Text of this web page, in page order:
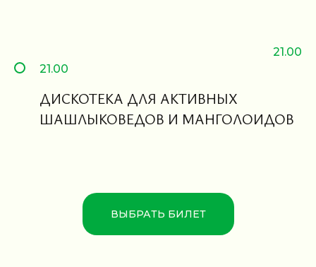
21.00
21.00
ДИСКОТЕКА ДЛЯ АКТИВНЫХ
ШАШЛЫКОВЕДОВ И МАНГОЛОИДОВ
ВЫБРАТЬ БИЛЕТ